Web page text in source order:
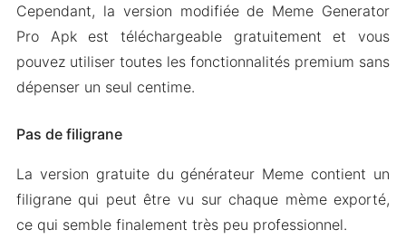
Cependant, la version modifiée de Meme Generator
Pro Apk est téléchargeable gratuitement et vous
pouvez utiliser toutes les fonctionnalités premium sans
dépenser un seul centime.
Pas de filigrane
La version gratuite du générateur Meme contient un
filigrane qui peut être vu sur chaque mème exporté,
ce qui semble finalement très peu professionnel.